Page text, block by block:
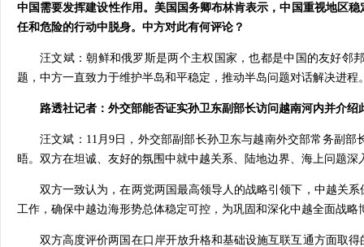
中国需要发挥建设性作用。美国国务卿布林肯表示，中国重视地区
任和危险的行动中脱身。中方对此有何评论？
汪文斌：朝鲜和俄罗斯是两个主权国家，也都是中国的友好邻
题，中方一直致力于维护半岛和平稳定，推动半岛问题对话解决进程
路透社记者：外交部能否证实孙卫东副部长访问越南河内并介绍
汪文斌：11月9日，外交部副部长孙卫东与越南外交部常务副
晤。双方在坦诚、友好的氛围中就中越关系、陆地边界、海上问题深
双方一致认为，在两党两国最高领导人的战略引领下，中越关
工作，确保中越边海形势总体稳定可控，为巩固和深化中越全面战
双方高度评价两国在口岸开放升格和基础设施互联互通方面取